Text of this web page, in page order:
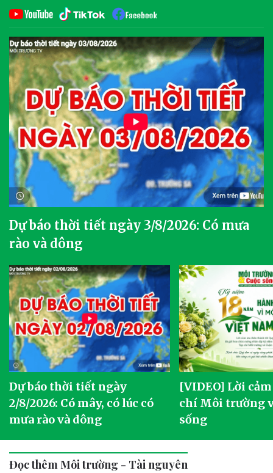
Dự báo thời tiết ngày 3/8/2026: Có mưa
rào và dông
Dự báo thời tiết ngày
2/8/2026: Có mây, có lúc có
mưa rào và dông
[VIDEO] Lời
chí Môi trường
sống
Đọc thêm Môi trường - Tài nguyên